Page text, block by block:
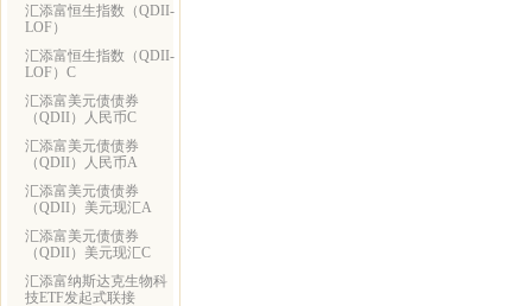
汇添富恒生指数（QDII-
LOF）
汇添富恒生指数（QDII-
LOF）C
汇添富美元债债券
（QDII）人民币C
汇添富美元债债券
（QDII）人民币A
汇添富美元债债券
（QDII）美元现汇A
汇添富美元债债券
（QDII）美元现汇C
汇添富纳斯达克生物科
技ETF发起式联接